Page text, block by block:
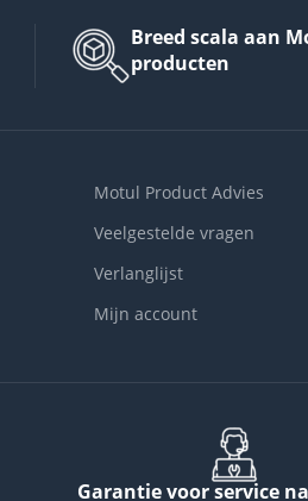
Breed scala aan
producten
Motul Product Advies
Veelgestelde vragen
Verlanglijst
Mijn account
Garantie voor service